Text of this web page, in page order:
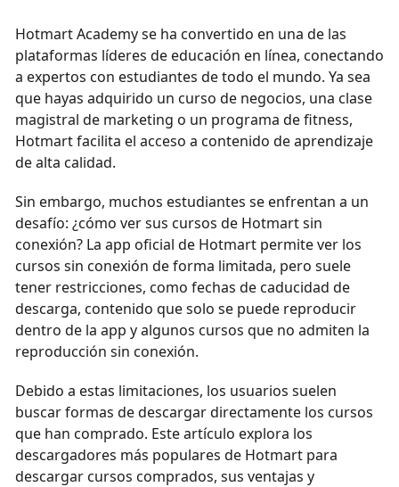
Hotmart Academy se ha convertido en una de las
plataformas líderes de educación en línea, conectando
a expertos con estudiantes de todo el mundo. Ya sea
que hayas adquirido un curso de negocios, una clase
magistral de marketing o un programa de fitness,
Hotmart facilita el acceso a contenido de aprendizaje
de alta calidad.
Sin embargo, muchos estudiantes se enfrentan a un
desafío: ¿cómo ver sus cursos de Hotmart sin
conexión? La app oficial de Hotmart permite ver los
cursos sin conexión de forma limitada, pero suele
tener restricciones, como fechas de caducidad de
descarga, contenido que solo se puede reproducir
dentro de la app y algunos cursos que no admiten la
reproducción sin conexión.
Debido a estas limitaciones, los usuarios suelen
buscar formas de descargar directamente los cursos
que han comprado. Este artículo explora los
descargadores más populares de Hotmart para
descargar cursos comprados, sus ventajas y